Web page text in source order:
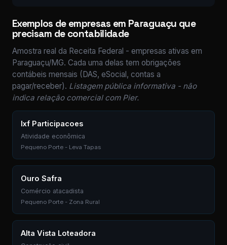
Exemplos de empresas em Paraguaçu que
precisam de contabilidade
Amostra real da Receita Federal - empresas ativas em
Paraguaçu/MG. Cada uma delas tem obrigações
contábeis mensais (DAS, eSocial, contas a
pagar/receber). Listagem pública informativa - não
indica relação comercial com Pier.
Ixf Participacoes
Atividade econômica
Pequeno Porte - Leva Tapas
Ouro Safra
Comércio atacadista
Pequeno Porte - Zona Rural
Alta Vista Loteadora